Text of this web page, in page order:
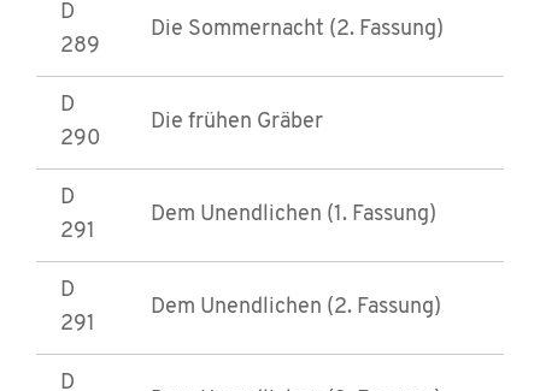
D
289
Die Sommernacht (2. Fassung)
D
290
Die frühen Gräber
D
291
Dem Unendlichen (1. Fassung)
D
291
Dem Unendlichen (2. Fassung)
D